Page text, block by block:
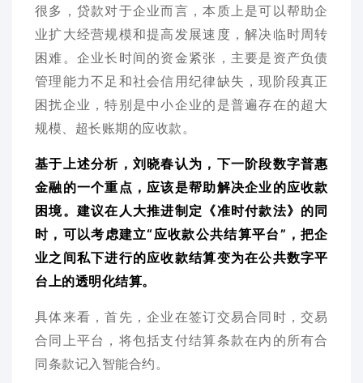
很多，贷款对于企业而言，本质上是可以帮助企
业扩大经营规模和提高发展速度，解决临时周转
困难。企业长时间的资金紧张，主要是资产负债
管理能力不足和社会信用纪律缺失，现阶段真正
困扰企业，特别是中小企业的是普遍存在的超大
规模、超长账期的应收款。
基于上述分析，刘晓春认为，下一阶段数字普惠
金融的一个重点，应该是帮助解决企业的应收款
困境。建议在人大推进制定《准时付款法》的同
时，可以考虑建立“应收款公共结算平台”，把企
业之间私下进行的应收款结算变为在公共数字平
台上的透明化结算。
具体来看，首先，企业在签订交易合同时，交易
合同上平台，将包括支付结算条款在内的所有合
同条款记入智能合约。